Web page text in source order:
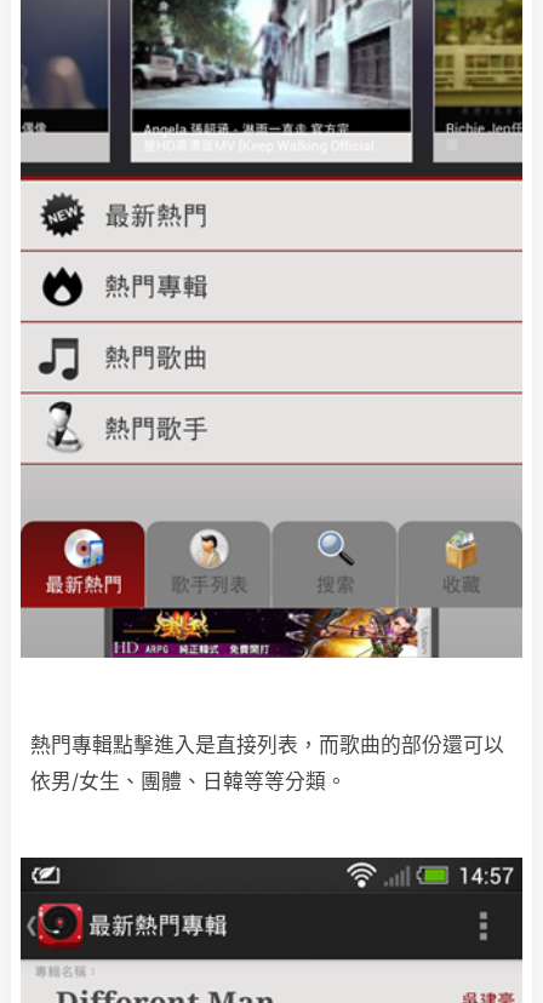
熱門專輯點擊進入是直接列表，而歌曲的部份還可以
依男/女生、團體、日韓等等分類。